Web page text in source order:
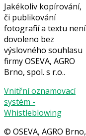
Jakékoliv kopírování,
či publikování
fotografií a textu není
dovoleno bez
výslovného souhlasu
firmy OSEVA, AGRO
Brno, spol. s r.o..
Vnitřní oznamovací
systém -
Whistleblowing
© OSEVA, AGRO Brno,